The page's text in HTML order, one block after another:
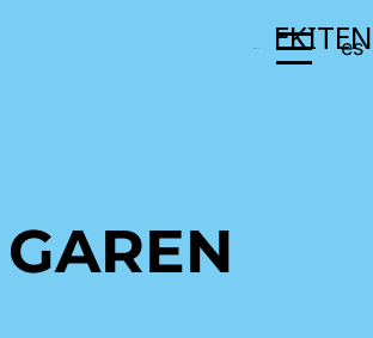
es
EKITEN